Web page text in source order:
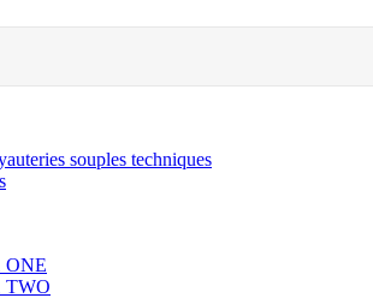
souples techniques
ONE
TWO